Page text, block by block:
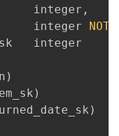
integer
,
integer
NOT
)
)
)